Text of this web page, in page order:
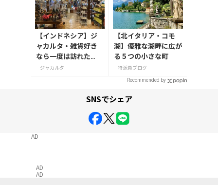
【インドネシア】ジ
ャカルタ・雑貨好き
なら一度は訪れた
い！インドネシアの
ジャカルタ
【北イタリア・コモ
湖】優雅な湖畔に広が
る５つの小さな町
特派員ブログ
Recommended by
SNSでシェア
AD
AD
AD